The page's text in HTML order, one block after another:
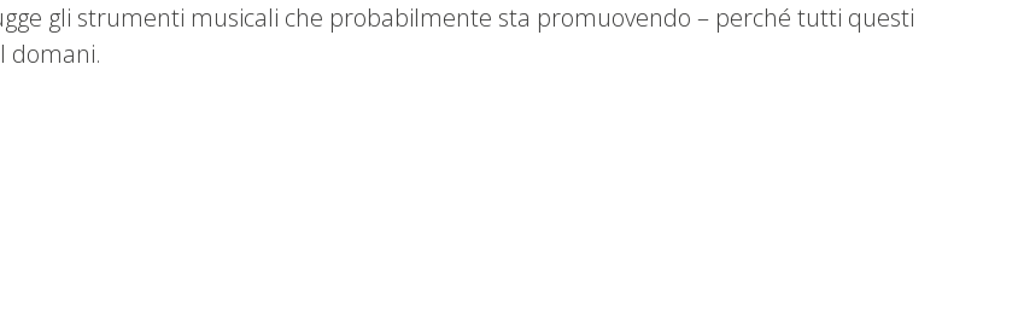
gli strumenti musicali che probabilmente sta promuovendo – perché tutti questi
domani.